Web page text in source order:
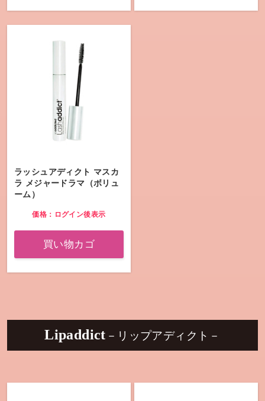
ラッシュアディクト マスカ
ラ メジャードラマ（ボリュ
ーム）
価格：ログイン後表示
買い物カゴ
Lipaddict －リップアディクト－